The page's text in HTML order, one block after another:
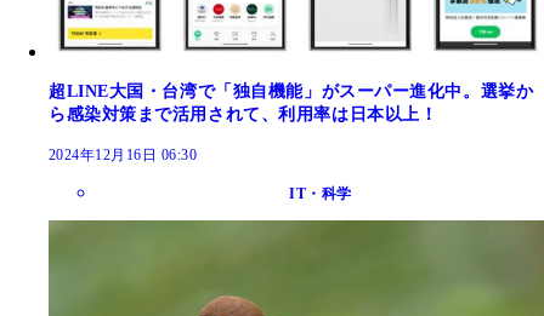
超LINE大国・台湾で「独自機能」がスーパー進化中。選挙か
ら感染対策まで活用されて、利用率は日本以上！
2024年12月16日 06:30
IT・科学